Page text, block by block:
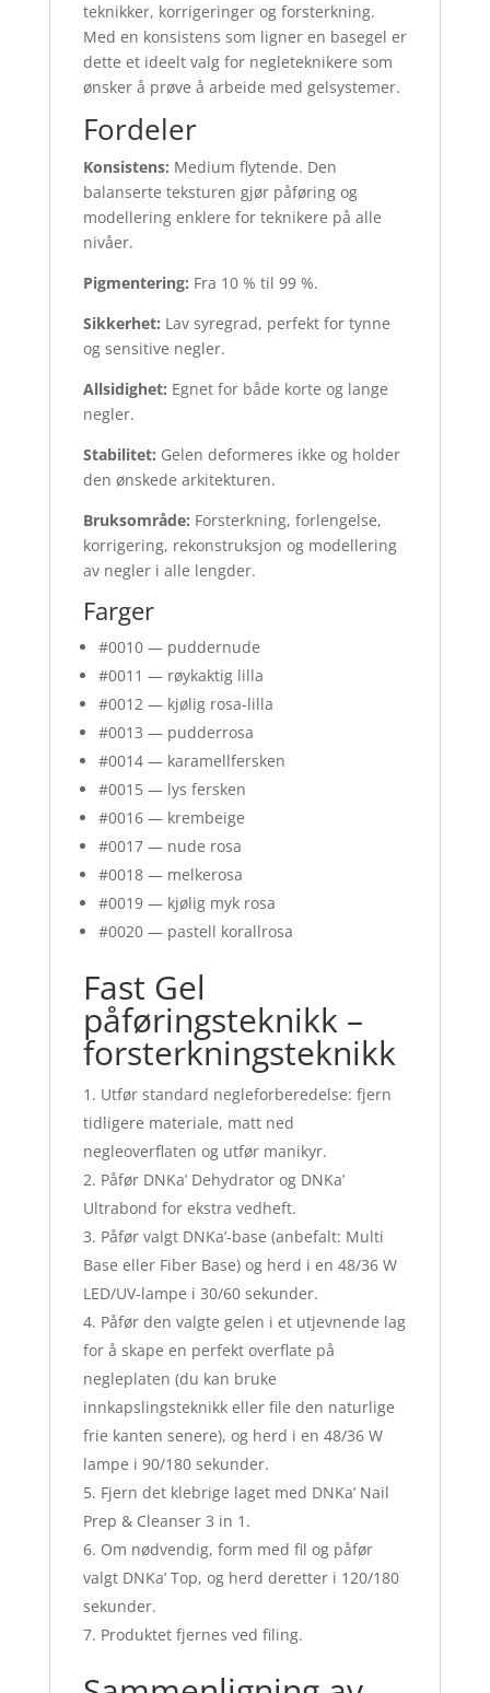
teknikker, korrigeringer og forsterkning.
Med en konsistens som ligner en basegel er
dette et ideelt valg for negleteknikere som
ønsker å prøve å arbeide med gelsystemer.
Fordeler
Konsistens: Medium flytende. Den
balanserte teksturen gjør påføring og
modellering enklere for teknikere på alle
nivåer.
Pigmentering: Fra 10 % til 99 %.
Sikkerhet: Lav syregrad, perfekt for tynne
og sensitive negler.
Allsidighet: Egnet for både korte og lange
negler.
Stabilitet: Gelen deformeres ikke og holder
den ønskede arkitekturen.
Bruksområde: Forsterkning, forlengelse,
korrigering, rekonstruksjon og modellering
av negler i alle lengder.
Farger
#0010 — puddernude
#0011 — røykaktig lilla
#0012 — kjølig rosa-lilla
#0013 — pudderrosa
#0014 — karamellfersken
#0015 — lys fersken
#0016 — krembeige
#0017 — nude rosa
#0018 — melkerosa
#0019 — kjølig myk rosa
#0020 — pastell korallrosa
Fast Gel
påføringsteknikk –
forsterkningsteknikk
Utfør standard negleforberedelse: fjern
tidligere materiale, matt ned
negleoverflaten og utfør manikyr.
Påfør DNKa’ Dehydrator og DNKa’
Ultrabond for ekstra vedheft.
Påfør valgt DNKa’-base (anbefalt: Multi
Base eller Fiber Base) og herd i en 48/36 W
LED/UV-lampe i 30/60 sekunder.
Påfør den valgte gelen i et utjevnende lag
for å skape en perfekt overflate på
negleplaten (du kan bruke
innkapslingsteknikk eller file den naturlige
frie kanten senere), og herd i en 48/36 W
lampe i 90/180 sekunder.
Fjern det klebrige laget med DNKa’ Nail
Prep & Cleanser 3 in 1.
Om nødvendig, form med fil og påfør
valgt DNKa’ Top, og herd deretter i 120/180
sekunder.
Produktet fjernes ved filing.